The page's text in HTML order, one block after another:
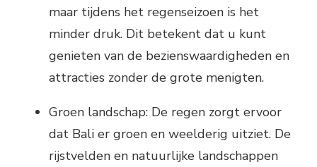
maar tijdens het regenseizoen is het
minder druk. Dit betekent dat u kunt
genieten van de bezienswaardigheden en
attracties zonder de grote menigten.
Groen landschap: De regen zorgt ervoor
dat Bali er groen en weelderig uitziet. De
rijstvelden en natuurlijke landschappen